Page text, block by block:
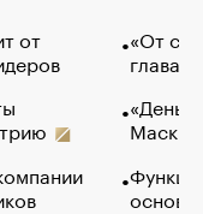
от
«От
глава
Маск в
основ